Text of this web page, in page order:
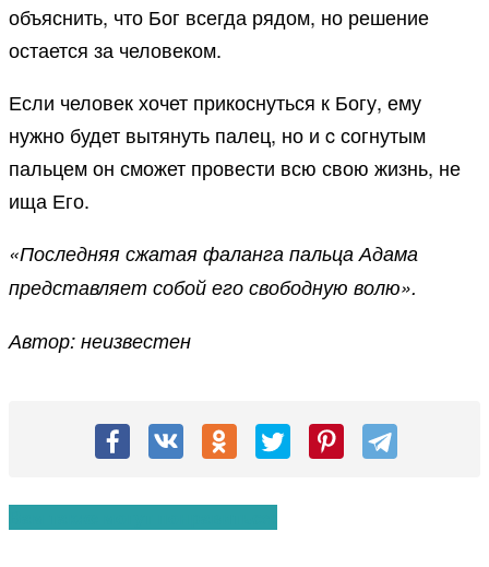
объяснить, что Бог всегда рядом, но решение
остается за человеком.
Если человек хочет прикоснуться к Богу, ему
нужно будет вытянуть палец, но и c согнутым
пальцем он сможет провести всю свою жизнь, не
ища Его.
«Последняя сжатая фаланга пальца Адама
представляет собой его свободную волю».
Автор: неизвестен